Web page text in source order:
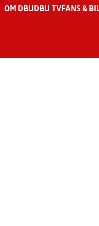
OM DBU DBU TV FANS &